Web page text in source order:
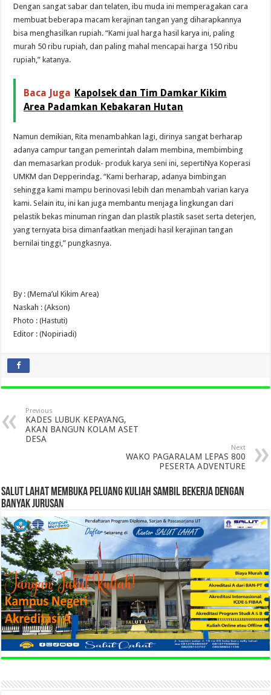
Dengan sangat sabar dan telaten, ibu muda ini memperagakan cara
membuat beberapa macam kerajinan tangan yang diharapkannya
bisa menghasilkan rupiah. “Kami jual harga hasil karya ini, paling
murah 50 ribu rupiah, dan paling mahal mencapai harga 150 ribu
rupiah,” katanya.
Baca Juga Kapolsek dan Tim Damkar Kikim
Area Padamkan Kebakaran Hutan
Namun demikian, Rita menambahkan lagi, dirinya sangat berharap
adanya campur tangan pemerintah dalam membina, membimbing
dan memasarkan produk- produk karya seni ini, sepertiNya Koperasi
UMKM dan Depperindag. “Kami berharap, adanya bimbingan
sehingga kami mampu berinovasi lebih dan menambah varian karya
kami. Selain itu, ini kan juga membantu menjaga lingkungan dari
pelastik bekas minuman ringan dan plastik plastik saset serta deterjen,
yang ternyata bisa dimanfaatkan menjadi hasil kerajinan tangan
bernilai tinggi,” pungkasnya.
By : (Mema’ul Kikim Area)
Naskah : (Akson)
Photo : (Hastuti)
Editor : (Nopiriadi)
Previous
KADES LUBUK KEPAYANG,
AKAN BANGUN KOLAM ASET
DESA
Next
WAKO PAGARALAM LEPAS 800
PESERTA ADVENTURE
SALUT LAHAT MEMBUKA PELUANG KULIAH SAMBIL BEKERJA DENGAN
BANYAK JURUSAN